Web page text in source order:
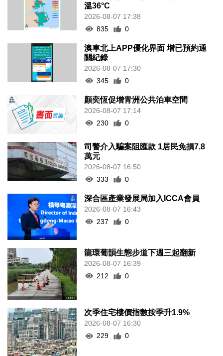
溫36°C
2026-08-07 17:38
835
0
澳車北上APP優化界面 增已預約通
關紀錄
2026-08-07 17:30
345
0
顏奕恆促增青洲公共泊車空間
2026-08-07 17:14
230
0
司警介入騙案阻匯款 1居民免損7.8
萬元
2026-08-07 16:50
333
0
深合區產業發展局加入ICCA會員
2026-08-07 16:43
237
0
龍環葡韻生態步道下週三起翻新
2026-08-07 16:39
212
0
次季住宅樓價指數按季升1.9%
2026-08-07 16:30
229
0